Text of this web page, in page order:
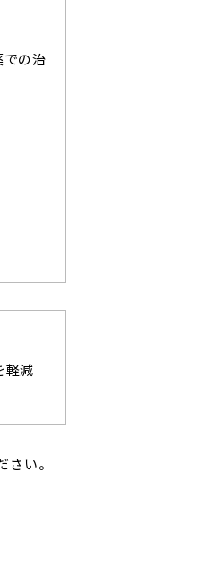
の治
軽減
い。